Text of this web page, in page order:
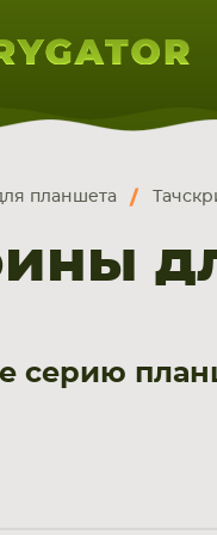
НОУТБУКА
ПЛАНШЕТА
планшета
серию